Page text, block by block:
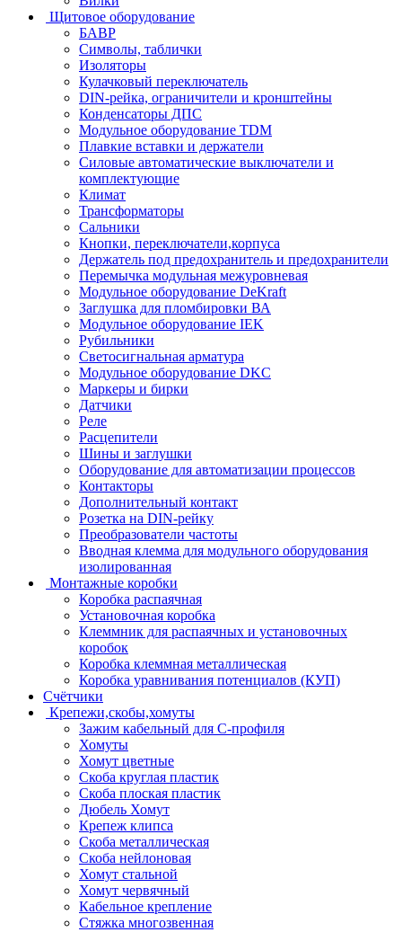
Щитовое оборудование
БАВР
Символы, таблички
Изоляторы
Кулачковый переключатель
DIN-рейка, ограничители и кронштейны
Конденсаторы ДПС
Модульное оборудование TDM
Плавкие вставки и держатели
Силовые автоматические выключатели и
комплектующие
Климат
Трансформаторы
Сальники
Кнопки, переключатели,корпуса
Держатель под предохранитель и предохранители
Перемычка модульная межуровневая
Модульное оборудование DeKraft
Заглушка для пломбировки ВА
Модульное оборудование IEK
Рубильники
Светосигнальная арматура
Модульное оборудование DKC
Маркеры и бирки
Датчики
Реле
Расцепители
Шины и заглушки
Оборудование для автоматизации процессов
Контакторы
Дополнительный контакт
Розетка на DIN-рейку
Преобразователи частоты
Вводная клемма для модульного оборудования
изолированная
Монтажные коробки
Коробка распаячная
Установочная коробка
Клеммник для распаячных и установочных
коробок
Коробка клеммная металлическая
Коробка уравнивания потенциалов (КУП)
Счётчики
Крепежи,скобы,хомуты
Зажим кабельный для С-профиля
Хомуты
Хомут цветные
Скоба круглая пластик
Скоба плоская пластик
Дюбель Хомут
Крепеж клипса
Скоба металлическая
Скоба нейлоновая
Хомут стальной
Хомут червячный
Кабельное крепление
Стяжка многозвенная